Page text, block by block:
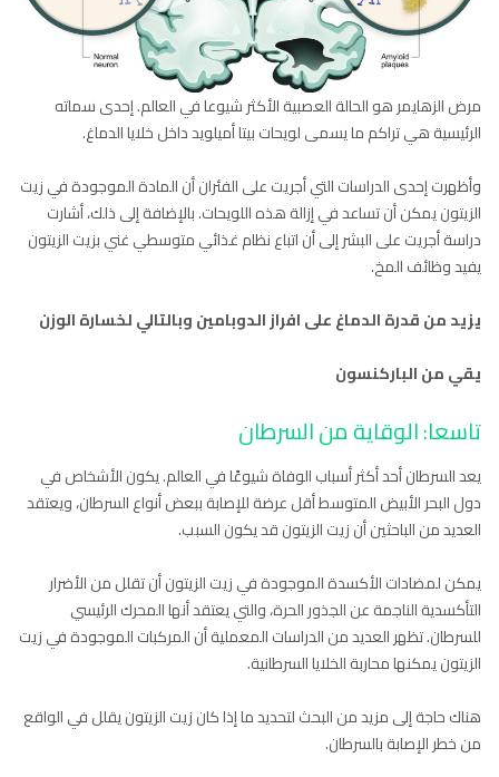
مرض الزهايمر هو الحالة العصبية الأكثر شيوعا في العالم. إحدى سماته
الرئيسية هي تراكم ما يسمى لويحات بيتا أميلويد داخل خلايا الدماغ.
وأظهرت إحدى الدراسات التي أجريت على الفئران أن المادة الموجودة في زيت
الزيتون يمكن أن تساعد في إزالة هذه اللويحات. بالإضافة إلى ذلك، أشارت
دراسة أجريت على البشر إلى أن اتباع نظام غذائي متوسطي غني بزيت الزيتون
يفيد وظائف المخ.
يزيد من قدرة الدماغ على افراز الدوبامين وبالتالي لخسارة الوزن
يقي من الباركنسون
تاسعا: الوقاية من السرطان
يعد السرطان أحد أكثر أسباب الوفاة شيوعًا في العالم. يكون الأشخاص في
دول البحر الأبيض المتوسط أقل عرضة للإصابة ببعض أنواع السرطان، ويعتقد
العديد من الباحثين أن زيت الزيتون قد يكون السبب.
يمكن لمضادات الأكسدة الموجودة في زيت الزيتون أن تقلل من الأضرار
التأكسدية الناجمة عن الجذور الحرة، والتي يعتقد أنها المحرك الرئيسي
للسرطان. تظهر العديد من الدراسات المعملية أن المركبات الموجودة في زيت
الزيتون يمكنها محاربة الخلايا السرطانية.
هناك حاجة إلى مزيد من البحث لتحديد ما إذا كان زيت الزيتون يقلل في الواقع
من خطر الإصابة بالسرطان.